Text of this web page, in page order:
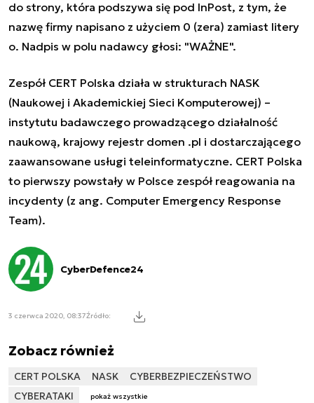
do strony, która podszywa się pod InPost, z tym, że
nazwę firmy napisano z użyciem 0 (zera) zamiast litery
o. Nadpis w polu nadawcy głosi: "WAŻNE".
Zespół CERT Polska działa w strukturach NASK
(Naukowej i Akademickiej Sieci Komputerowej) –
instytutu badawczego prowadzącego działalność
naukową, krajowy rejestr domen .pl i dostarczającego
zaawansowane usługi teleinformatyczne. CERT Polska
to pierwszy powstały w Polsce zespół reagowania na
incydenty (z ang. Computer Emergency Response
Team).
CyberDefence24
3 czerwca 2020, 08:37Źródło:
Zobacz również
CERT POLSKA NASK
CYBERBEZPIECZEŃSTWO
CYBERATAKI
pokaż wszystkie